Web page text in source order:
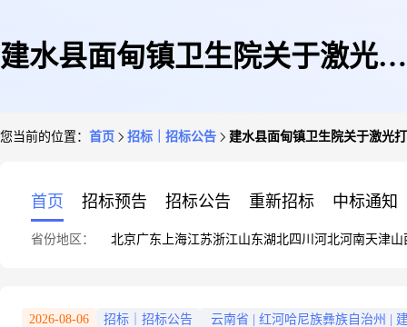
建水县面甸镇卫生院关于激光打
您当前的位置： 首页 招标｜招标公告 建水县面甸镇卫生院关于激光
首页 招标预告 招标公告 重新招标 中标通知
省份地区： 北京广东 上海江苏浙江山东湖北四川 河北河南天津山
2026-08-06 招标｜招标公告 云南省 红河哈尼族彝族自治州